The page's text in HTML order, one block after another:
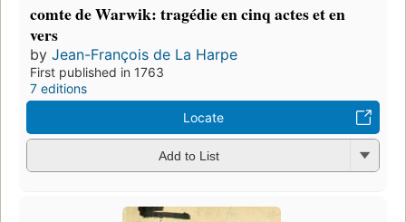
comte de Warwik: tragédie en cinq actes et en
vers
by Jean-François de La Harpe
First published in 1763
7 editions
Locate
Add to List